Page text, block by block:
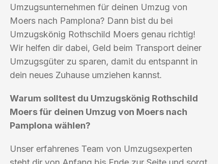
Umzugsunternehmen für deinen Umzug von
Moers nach Pamplona? Dann bist du bei
Umzugskönig Rothschild Moers genau richtig!
Wir helfen dir dabei, Geld beim Transport deiner
Umzugsgüter zu sparen, damit du entspannt in
dein neues Zuhause umziehen kannst.
Warum solltest du Umzugskönig Rothschild
Moers für deinen Umzug von Moers nach
Pamplona wählen?
Unser erfahrenes Team von Umzugsexperten